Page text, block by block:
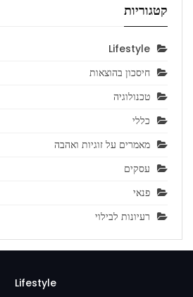
קטגוריות
Lifestyle
חיסכון בהוצאות
טכנולוגיה
כללי
מאמרים על זוגיות ואהבה
עסקים
פנאי
רעיונות לבילוי
Lifestyle